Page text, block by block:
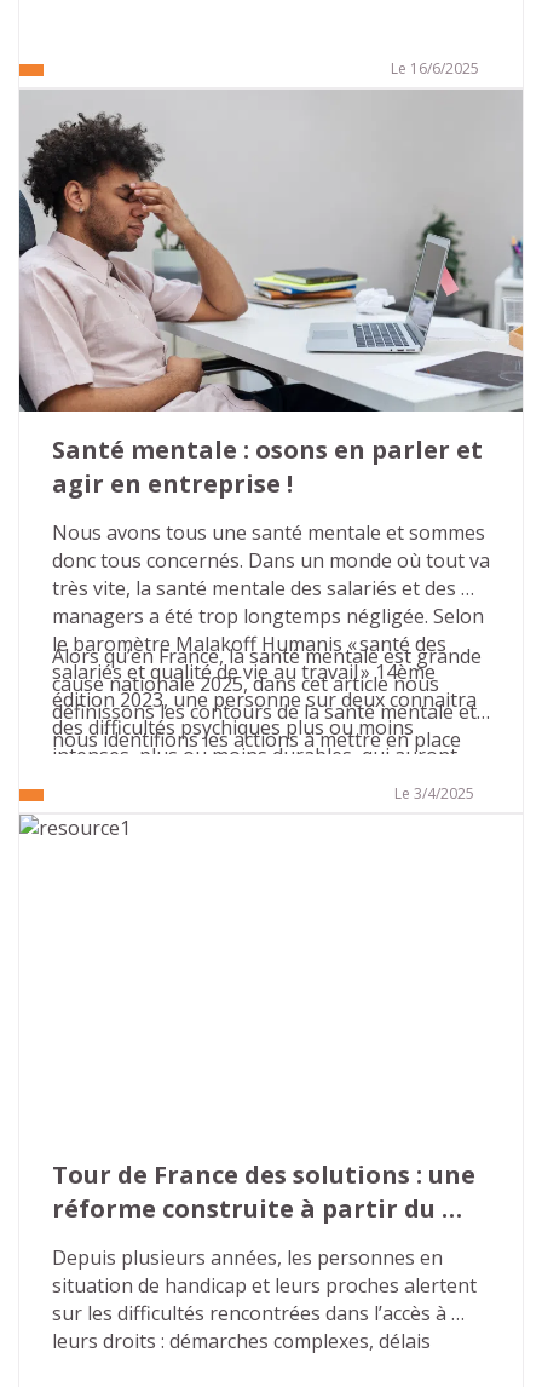
évolution, où les exigences s’accumulent et les
repères bougent, il devient essentiel de
s’interroger : comment permettre à chacun de
bien faire son travail, de s’y sentir utile, respecté
et en bonne santé ?
La QVCT – Qualité de Vie et des Conditions de
Travail – n’est pas un luxe, mais un levier
stratégique, humain et collectif. Voici pourquoi il
est plus que jamais temps d’en faire une priorité
dans votre organisation.
Le 16/6/2025
Santé mentale : osons en parler et
agir en entreprise !
Nous avons tous une santé mentale et sommes
donc tous concernés. Dans un monde où tout va
très vite, la santé mentale des salariés et des
managers a été trop longtemps négligée. Selon
le baromètre Malakoff Humanis « santé des
salariés et qualité de vie au travail » 14ème
édition 2023, une personne sur deux connaitra
des difficultés psychiques plus ou moins
intenses, plus ou moins durables, qui auront
Alors qu’en France, la santé mentale est grande
cause nationale 2025, dans cet article nous
définissons les contours de la santé mentale et
nous identifions les actions à mettre en place
Le 3/4/2025
Tour de France des solutions : une
réforme construite à partir du
terrain
Depuis plusieurs années, les personnes en
situation de handicap et leurs proches alertent
sur les difficultés rencontrées dans l’accès à
leurs droits : démarches complexes, délais